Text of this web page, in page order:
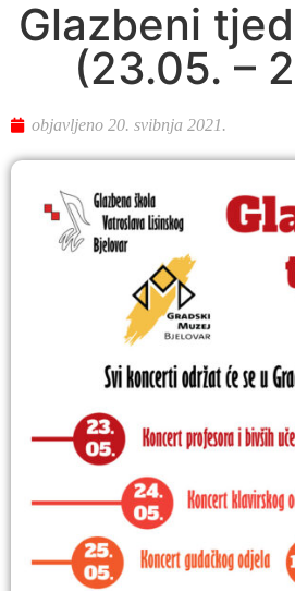
Glazbeni
(23.05. –
objavljeno 20. svibnja 2021.